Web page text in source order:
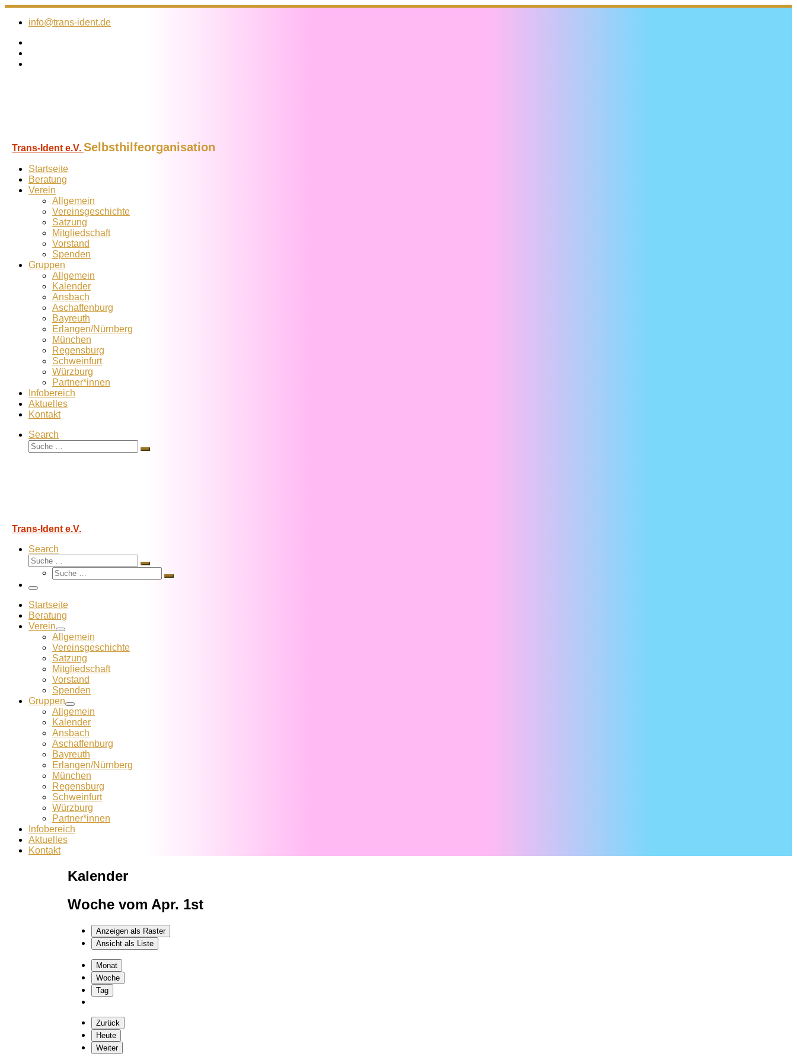
Zum
Inhalt
info@trans-ident.de
Trans-Ident e.V. Selbsthilfeorganisation
Startseite
Beratung
Verein
Allgemein
Vereins­geschichte
Satzung
Mitglied­schaft
Vorstand
Spenden
Gruppen
Allgemein
Kalender
Ansbach
Aschaffenburg
Bayreuth
Erlangen/Nürnberg
München
Regensburg
Schweinfurt
Würzburg
Partner*innen
Infobereich
Aktuelles
Kontakt
Search
Suche
Suche
Trans-Ident e.V.
Search
Suche
Suche
Suche
Suche
Menü
Startseite
Beratung
Verein
Allgemein
Vereins­geschichte
Satzung
Mitglied­schaft
Vorstand
Spenden
Gruppen
Allgemein
Kalender
Ansbach
Aschaffenburg
Bayreuth
Erlangen/Nürnberg
München
Regensburg
Schweinfurt
Würzburg
Partner*innen
Infobereich
Aktuelles
Kontakt
Kalender
Woche vom Apr. 1st
Anzeigen als Raster
Ansicht als Liste
Monat
Woche
Tag
Zurück
Heute
Weiter